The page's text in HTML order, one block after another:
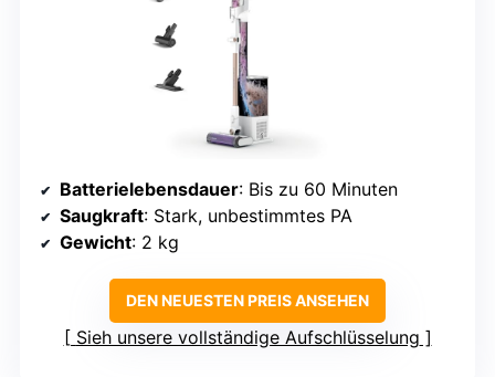
Batterielebensdauer: Bis zu 60 Minuten
Saugkraft: Stark, unbestimmtes PA
Gewicht: 2 kg
DEN NEUESTEN PREIS ANSEHEN
Sieh unsere vollständige Aufschlüsselung